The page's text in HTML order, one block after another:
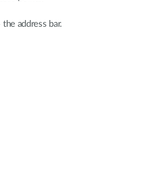
address bar.